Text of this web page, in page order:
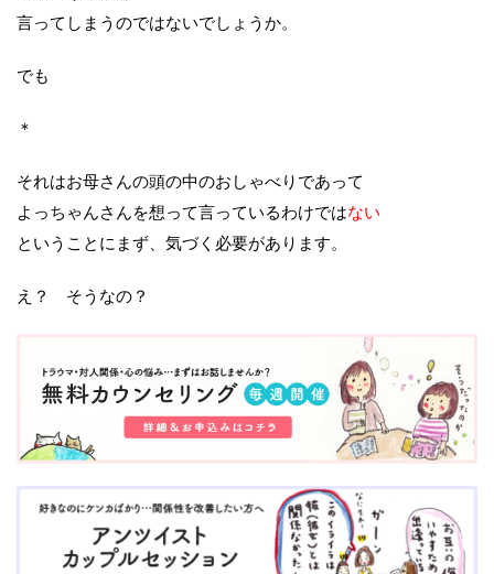
言ってしまうのではないでしょうか。
でも
＊
それはお母さんの頭の中のおしゃべりであって
よっちゃんさんを想って言っているわけではない
ということにまず、気づく必要があります。
え？ そうなの？